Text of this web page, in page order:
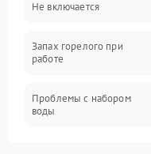
Не включается
Запах горелого при
работе
Проблемы с набором
воды